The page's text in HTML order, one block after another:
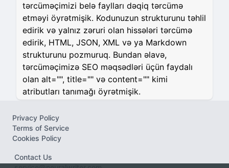
tərcüməçimizi belə faylları dəqiq tərcümə
etməyi öyrətmişik. Kodunuzun strukturunu təhlil
edirik və yalnız zəruri olan hissələri tərcümə
edirik, HTML, JSON, XML və ya Markdown
strukturunu pozmuruq. Bundan əlavə,
tərcüməçimizə SEO məqsədləri üçün faydalı
olan alt="", title="" və content="" kimi
atributları tanımağı öyrətmişik.
Contact Us
Privacy Policy
Terms of Service
Cookies Policy